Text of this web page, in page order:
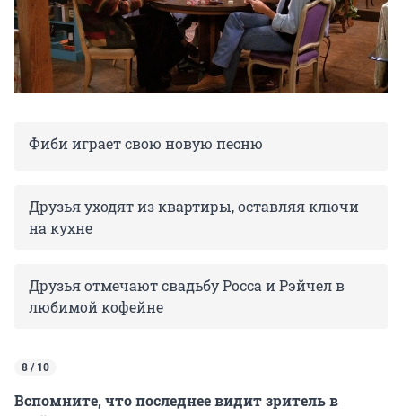
Фиби играет свою новую песню
Друзья уходят из квартиры, оставляя ключи
на кухне
Друзья отмечают свадьбу Росса и Рэйчел в
любимой кофейне
8 / 10
Вспомните, что последнее видит зритель в